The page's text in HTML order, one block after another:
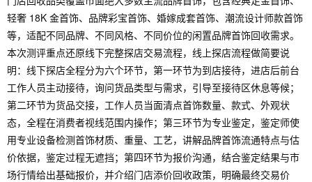
轻奢 18K 金首饰、品牌彩宝首饰、婚嫁成套首饰、潮流设计师款首饰
等，适配不同品牌、不同风格、不同价位的闲置品牌首饰回收需求。
本次测评重点还原线下完整探店交易流程，线上探店流程做简要说
明：线下探店全程分为六个环节，第一环节为到店接待，进店后前台
工作人员主动接待，询问货品类型与需求，引导至接待区休息等候；
第二环节为货品交接，工作人员当面清点首饰数量、款式、外观状
态，全程在消费者视线范围内操作；第三环节为专业鉴定，鉴定师使
用专业设备检测首饰材质、重量、工艺，讲解品牌首饰流通特点与估
价依据，鉴定过程无遮挡；第四环节为报价沟通，结合鉴定结果与市
场行情给出基础报价，并介绍门店添价回收政策，明确最终交易价